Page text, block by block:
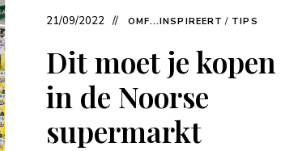
21/09/2022 OMF...INSPIREERT / TIPS
Dit moet je kopen
in de Noorse
supermarkt